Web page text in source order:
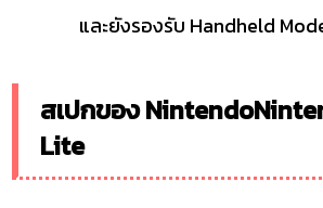
และยังรองรับ Handheld
สเปกของ
Lite